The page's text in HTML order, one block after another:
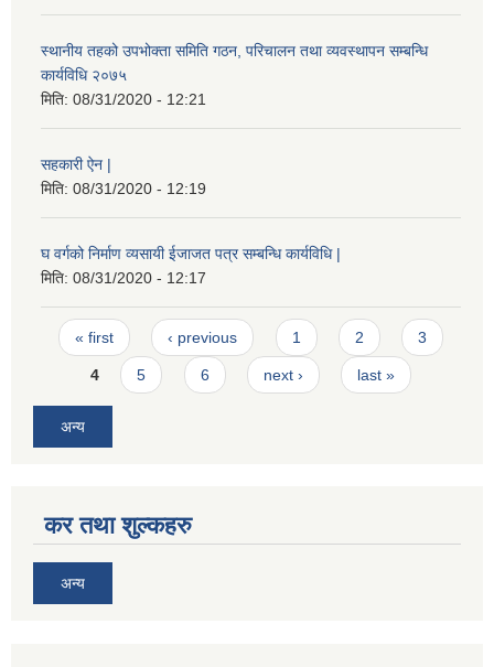
स्थानीय तहको उपभोक्ता समिति गठन, परिचालन तथा व्यवस्थापन सम्बन्धि
कार्यविधि २०७५
मिति: 08/31/2020 - 12:21
सहकारी ऐन |
मिति: 08/31/2020 - 12:19
घ वर्गको निर्माण व्यसायी ईजाजत पत्र सम्बन्धि कार्यविधि |
मिति: 08/31/2020 - 12:17
Pages
« first ‹ previous 1 2 3
4 5 6 next › last »
अन्य
कर तथा शुल्कहरु
अन्य